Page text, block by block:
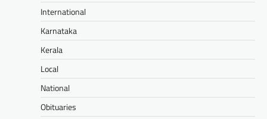
International
Karnataka
Kerala
Local
National
Obituaries